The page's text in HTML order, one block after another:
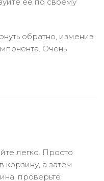
обратно, изменив
Очень
легко. Просто
корзину, а затем
проверьте